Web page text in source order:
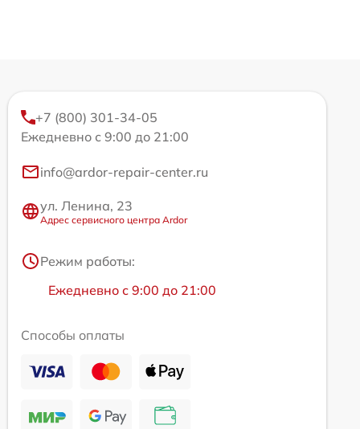
+7 (800) 301-34-05
Ежедневно с 9:00 до 21:00
info@ardor-repair-center.ru
ул. Ленина, 23
Адрес сервисного центра Ardor
Режим работы:
Ежедневно с 9:00 до 21:00
Способы оплаты